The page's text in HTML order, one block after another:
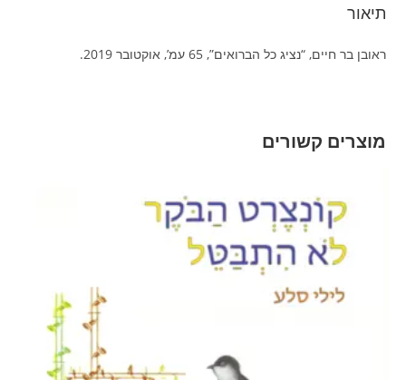
תיאור
ראובן בר חיים, “נציג כל הברואים”, 65 עמ’, אוקטובר 2019.
מוצרים קשורים